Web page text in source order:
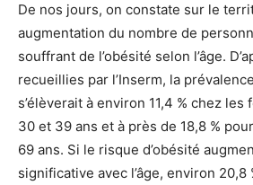
De nos jours, on constate sur le
augmentation du nombre de
souffrant de l’obésité selon l’âge.
recueillies par l’Inserm, la
s’élèverait à environ 11,4 % chez
30 et 39 ans et à près de 18,8 %
69 ans. Si le risque d’obésité
significative avec l’âge, environ 20,8